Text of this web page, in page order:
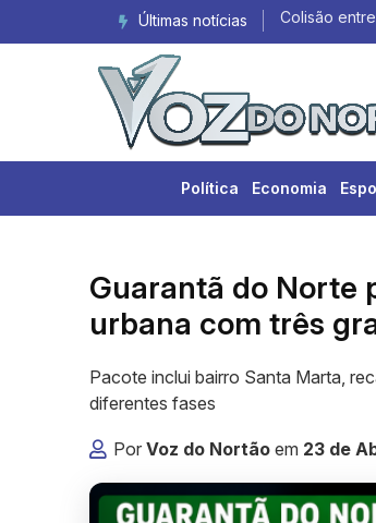
Últimas notícias Colisão
Política Economia
Guarantã do Norte
urbana com três
Pacote inclui bairro Santa Marta,
diferentes fases
Por Voz do Nortão em 23 de